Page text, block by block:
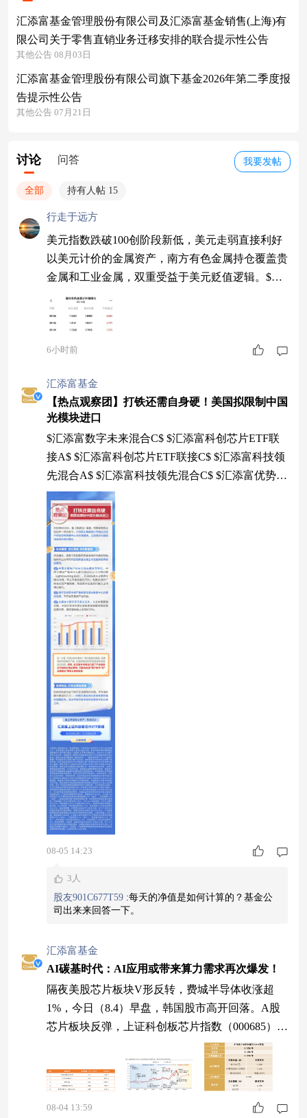
汇添富基金管理股份有限公司及汇添富基金销售(上海)有
限公司关于零售直销业务迁移安排的联合提示性公告
其他公告 08月03日
汇添富基金管理股份有限公司旗下基金2026年第二季度报
告提示性公告
其他公告 07月21日
我要发帖
讨论 问答
全部 持有人帖 15
行走于远方
美元指数跌破100创阶段新低，美元走弱直接利好
以美元计价的金属资产，南方有色金属持仓覆盖贵
金属和工业金属，双重受益于美元贬值逻辑。$南
方有色金属ETF联接C$
6小时前
汇添富基金
【热点观察团】打铁还需自身硬！美国拟限制中国
光模块进口
$汇添富数字未来混合C$ $汇添富科创芯片ETF联
接A$ $汇添富科创芯片ETF联接C$ $汇添富科技领
先混合A$ $汇添富科技领先混合C$ $汇添富优势企
业精选混合C$ $汇添富移动互联股票C$ $汇添富科
技创新混合C$ $汇添富中证芯片产业指数增强发起
式A$ $汇添富中证芯片产业指数增强发起式C$ #汇
财友道##MLCC涨价持续 元器件大厂业绩爆发##
传美国拟禁进口中国新型数据中心设备##机构
08-05 14:23
3人
股友901C677T59 :每天的净值是如何计算的？基金公
司出来来回答一下。
汇添富基金
AI碳基时代：AI应用或带来算力需求再次爆发！
隔夜美股芯片板块V形反转，费城半导体收涨超
1%，今日（8.4）早盘，韩国股市高开回落。A股
芯片板块反弹，上证科创板芯片指数（000685）盘
中一度涨超5%。（数据来源：choice，指数过往表
现不预示未来，不代表基金表现） 当前，AI军备
竞赛依旧如火如荼，某电商巨头正式发布新一代基
座大模型Qwen3.8，总参数量达2.4万亿，在编程与
08-04 13:59